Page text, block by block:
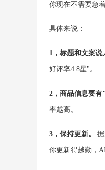
你现在不需要急
具体来说：
1，标题和文案说
好评率4.8星"。
2，商品信息要有
率越高。
3，保持更新。
你更新得越勤，